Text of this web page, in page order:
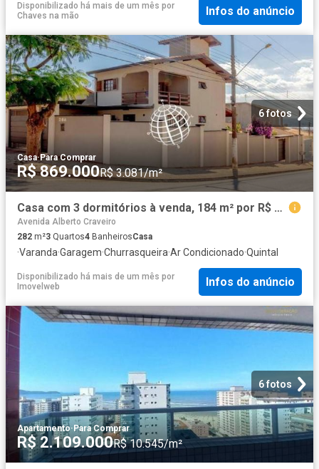
Disponibilizado há mais de um mês por
Chaves na mão
Infos do anúncio
6 fotos
Casa·Para Comprar
R$ 869.000R$ 3.081/m²
Casa com 3 dormitórios à venda, 184 m² por R$ 869.000,00 Jardim das Cerejeiras Atibaia/SP
Avenida Alberto Craveiro
282 m²3 Quartos4 BanheirosCasa
·Varanda·Garagem·Churrasqueira·Ar Condicionado·Quintal
Disponibilizado há mais de um mês por
Imovelweb
Infos do anúncio
6 fotos
Apartamento·Para Comprar
R$ 2.109.000R$ 10.545/m²